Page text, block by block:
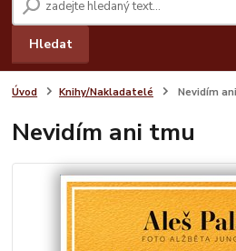
Hledat
Úvod Knihy/Nakladatelé Nevidím
Nevidím ani tmu